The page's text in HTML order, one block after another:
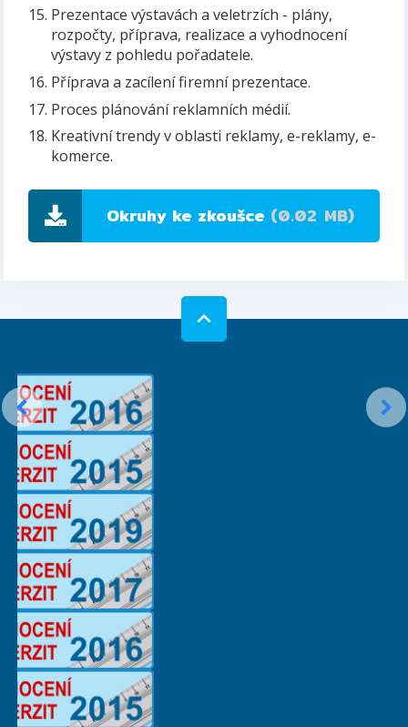
Prezentace výstavách a veletrzích - plány,
rozpočty, příprava, realizace a vyhodnocení
výstavy z pohledu pořadatele.
Příprava a zacílení firemní prezentace.
Proces plánování reklamních médií.
Kreativní trendy v oblasti reklamy, e-reklamy, e-
komerce.
Okruhy ke zkoušce (0.02 MB)